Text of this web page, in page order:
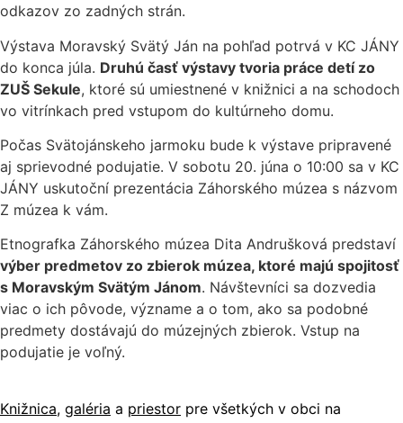
odkazov zo zadných strán.
Výstava Moravský Svätý Ján na pohľad potrvá v KC JÁNY
do konca júla. Druhú časť výstavy tvoria práce detí zo
ZUŠ Sekule, ktoré sú umiestnené v knižnici a na schodoch
vo vitrínkach pred vstupom do kultúrneho domu.
Počas Svätojánskeho jarmoku bude k výstave pripravené
aj sprievodné podujatie. V sobotu 20. júna o 10:00 sa v KC
JÁNY uskutoční prezentácia Záhorského múzea s názvom
Z múzea k vám.
Etnografka Záhorského múzea Dita Andrušková predstaví
výber predmetov zo zbierok múzea, ktoré majú spojitosť
s Moravským Svätým Jánom. Návštevníci sa dozvedia
viac o ich pôvode, význame a o tom, ako sa podobné
predmety dostávajú do múzejných zbierok. Vstup na
podujatie je voľný.
Knižnica, galéria a priestor pre všetkých v obci na